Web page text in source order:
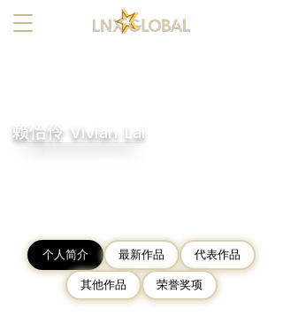
赖怡伶 Vivian Lai
个人简介 最新作品
代表作品
其他作品
荣誉奖项